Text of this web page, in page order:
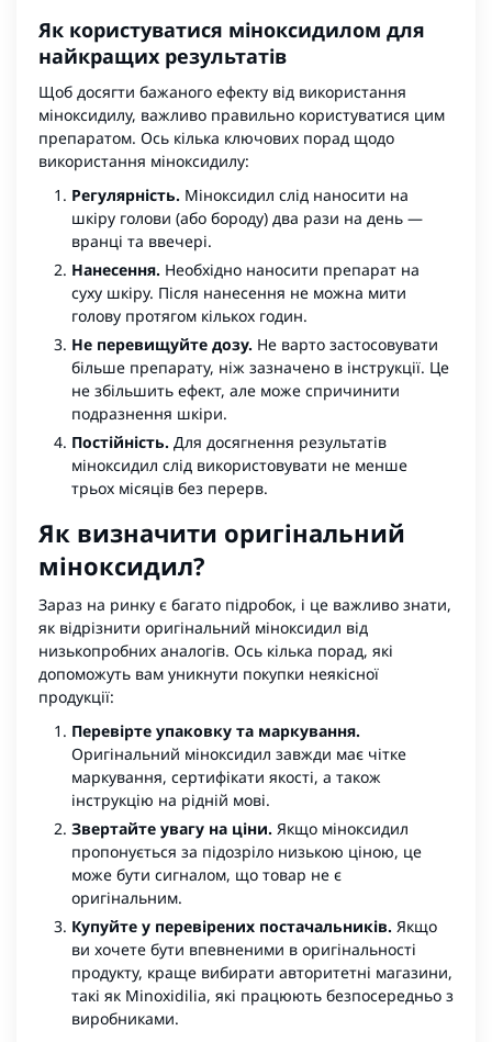
Як користуватися міноксидилом для
найкращих результатів
Щоб досягти бажаного ефекту від використання
міноксидилу, важливо правильно користуватися цим
препаратом. Ось кілька ключових порад щодо
використання міноксидилу:
Регулярність. Міноксидил слід наносити на
шкіру голови (або бороду) два рази на день —
вранці та ввечері.
Нанесення. Необхідно наносити препарат на
суху шкіру. Після нанесення не можна мити
голову протягом кількох годин.
Не перевищуйте дозу. Не варто застосовувати
більше препарату, ніж зазначено в інструкції. Це
не збільшить ефект, але може спричинити
подразнення шкіри.
Постійність. Для досягнення результатів
міноксидил слід використовувати не менше
трьох місяців без перерв.
Як визначити оригінальний
міноксидил?
Зараз на ринку є багато підробок, і це важливо знати,
як відрізнити оригінальний міноксидил від
низькопробних аналогів. Ось кілька порад, які
допоможуть вам уникнути покупки неякісної
продукції:
Перевірте упаковку та маркування.
Оригінальний міноксидил завжди має чітке
маркування, сертифікати якості, а також
інструкцію на рідній мові.
Звертайте увагу на ціни. Якщо міноксидил
пропонується за підозріло низькою ціною, це
може бути сигналом, що товар не є
оригінальним.
Купуйте у перевірених постачальників. Якщо
ви хочете бути впевненими в оригінальності
продукту, краще вибирати авторитетні магазини,
такі як Minoxidilia, які працюють безпосередньо з
виробниками.